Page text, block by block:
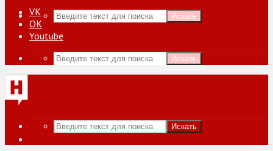
Искать
VK
ОК
Youtube
Искать
Искать